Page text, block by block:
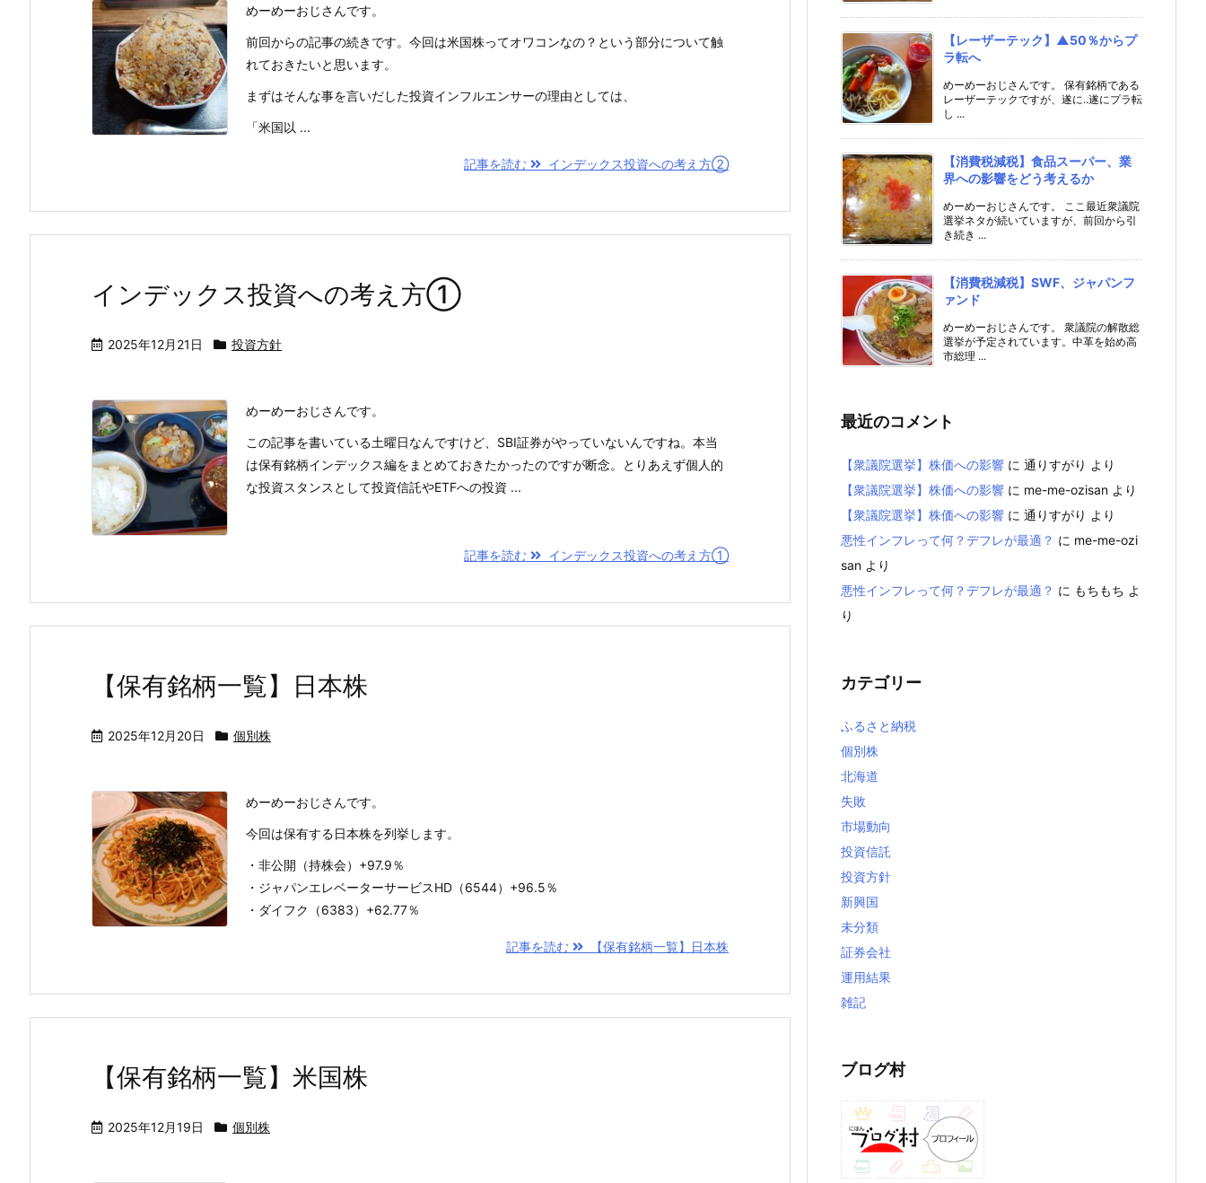
めーめーおじさんです。
前回からの記事の続きです。今回は米国株ってオワコンなの？という部分について触
れておきたいと思います。
まずはそんな事を言いだした投資インフルエンサーの理由としては、
「米国以 ...
記事を読む インデックス投資への考え方②
インデックス投資への考え方①
2025年12月21日 投資方針
めーめーおじさんです。
この記事を書いている土曜日なんですけど、SBI証券がやっていないんですね。本当
は保有銘柄インデックス編をまとめておきたかったのですが断念。とりあえず個人的
な投資スタンスとして投資信託やETFへの投資 ...
記事を読む インデックス投資への考え方①
【保有銘柄一覧】日本株
2025年12月20日 個別株
めーめーおじさんです。
今回は保有する日本株を列挙します。
・非公開（持株会）+97.9％
・ジャパンエレベーターサービスHD（6544）+96.5％
・ダイフク（6383）+62.77％
記事を読む 【保有銘柄一覧】日本株
【保有銘柄一覧】米国株
2025年12月19日 個別株
【レーザーテック】▲50％からプ
ラ転へ
めーめーおじさんです。 保有銘柄である
レーザーテックですが、遂に..遂にプラ転
し ...
【消費税減税】食品スーパー、業
界への影響をどう考えるか
めーめーおじさんです。 ここ最近衆議院
選挙ネタが続いていますが、前回から引
き続き ...
【消費税減税】SWF、ジャパンフ
ァンド
めーめーおじさんです。 衆議院の解散総
選挙が予定されています。中革を始め高
市総理 ...
最近のコメント
【衆議院選挙】株価への影響 に 通りすがり より
【衆議院選挙】株価への影響 に me-me-ozisan より
【衆議院選挙】株価への影響 に 通りすがり より
悪性インフレって何？デフレが最適？ に me-me-ozi
san より
悪性インフレって何？デフレが最適？ に もちもち よ
り
カテゴリー
ふるさと納税
個別株
北海道
失敗
市場動向
投資信託
投資方針
新興国
未分類
証券会社
運用結果
雑記
ブログ村